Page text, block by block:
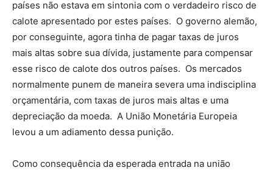
países não estava em sintonia com o verdadeiro risco de
calote apresentado por estes países. O governo alemão,
por conseguinte, agora tinha de pagar taxas de juros
mais altas sobre sua dívida, justamente para compensar
esse risco de calote dos outros países. Os mercados
normalmente punem de maneira severa uma indisciplina
orçamentária, com taxas de juros mais altas e uma
depreciação da moeda. A União Monetária Europeia
levou a um adiamento dessa punição.
Como consequência da esperada entrada na união